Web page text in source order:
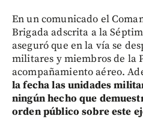
En un comunicado el
Brigada adscrita a la
aseguró que en la vía se
militares y miembros de la
acompañamiento aéreo.
la fecha las unidades
ningún hecho que
orden público sobre este